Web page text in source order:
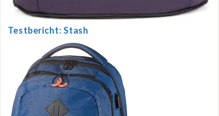
Testbericht: Stash